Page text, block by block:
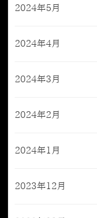
2024年5月
2024年4月
2024年3月
2024年2月
2024年1月
2023年12月